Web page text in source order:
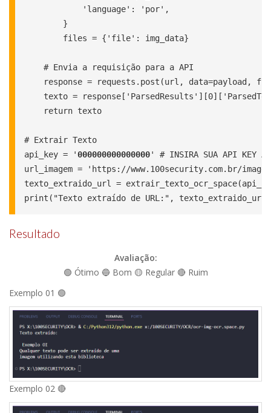
            'language': 'por',
        }
        files = {'file': img_data}
    # Envia a requisição para a API
response = requests.post(url, data=payload,
texto =
    return texto
# Extrair Texto
api_key = '000000000000000' # INSIRA SUA API KEY
url_imagem = 'https://www.100security.com.br/
texto_extraido_url =
print("Texto extraído de URL:", texto_extraido_url)
Resultado
Avaliação:
🟢 Ótimo 🔵 Bom 🟡 Regular 🔴 Ruim
Exemplo 01 🟢
Exemplo 02 🔴